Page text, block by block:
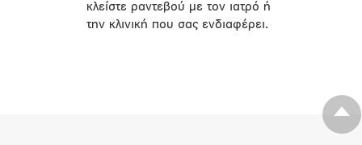
κλείστε ραντεβού με τον ιατρό ή
την κλινική που σας ενδιαφέρει.